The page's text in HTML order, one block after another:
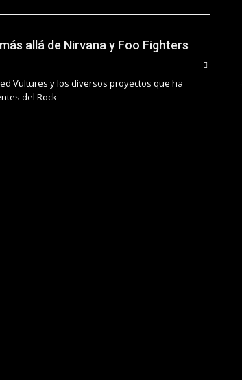
allá de Nirvana y Foo Fighters
Vultures y los diversos proyectos que ha
del Rock